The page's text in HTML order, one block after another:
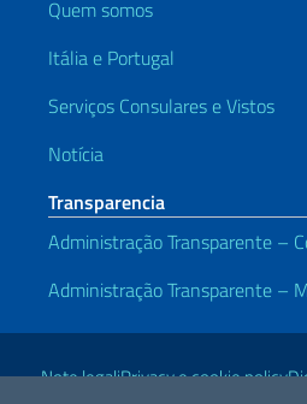
Quem somos
Itália e Portugal
Serviços Consulares e Vistos
Notícia
Transparencia
Administração Transparente –
Administração Transparente –
Links Úteis
Note legaliPrivacy e cookie policy